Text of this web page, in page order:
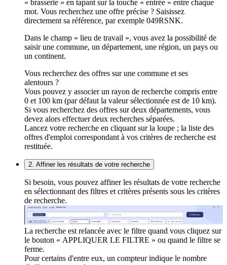
« brasserie » en tapant sur la touche « entrée » entre chaque
mot. Vous recherchez une offre précise ? Saisissez
directement sa référence, par exemple 049RSNK.
Dans le champ « lieu de travail », vous avez la possibilité de
saisir une commune, un département, une région, un pays ou
un continent.
Vous recherchez des offres sur une commune et ses
alentours ?
Vous pouvez y associer un rayon de recherche compris entre
0 et 100 km (par défaut la valeur sélectionnée est de 10 km).
Si vous recherchez des offres sur deux départements, vous
devez alors effectuer deux recherches séparées.
Lancez votre recherche en cliquant sur la loupe ; la liste des
offres d'emploi correspondant à vos critères de recherche est
restituée.
2. Affiner les résultats de votre recherche
Si besoin, vous pouvez affiner les résultats de votre recherche
en sélectionnant des filtres et critères présents sous les critères
de recherche.
La recherche est relancée avec le filtre quand vous cliquez sur
le bouton « APPLIQUER LE FILTRE » ou quand le filtre se
ferme.
Pour certains d'entre eux, un compteur indique le nombre